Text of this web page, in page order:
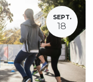
SEPT.
18